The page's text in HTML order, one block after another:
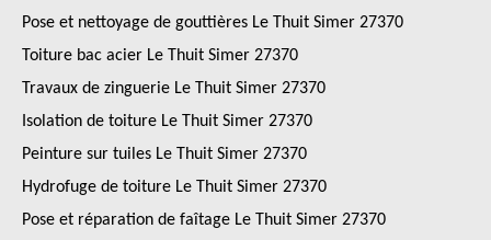
Pose et nettoyage de gouttières Le Thuit Simer 27370
Toiture bac acier Le Thuit Simer 27370
Travaux de zinguerie Le Thuit Simer 27370
Isolation de toiture Le Thuit Simer 27370
Peinture sur tuiles Le Thuit Simer 27370
Hydrofuge de toiture Le Thuit Simer 27370
Pose et réparation de faîtage Le Thuit Simer 27370